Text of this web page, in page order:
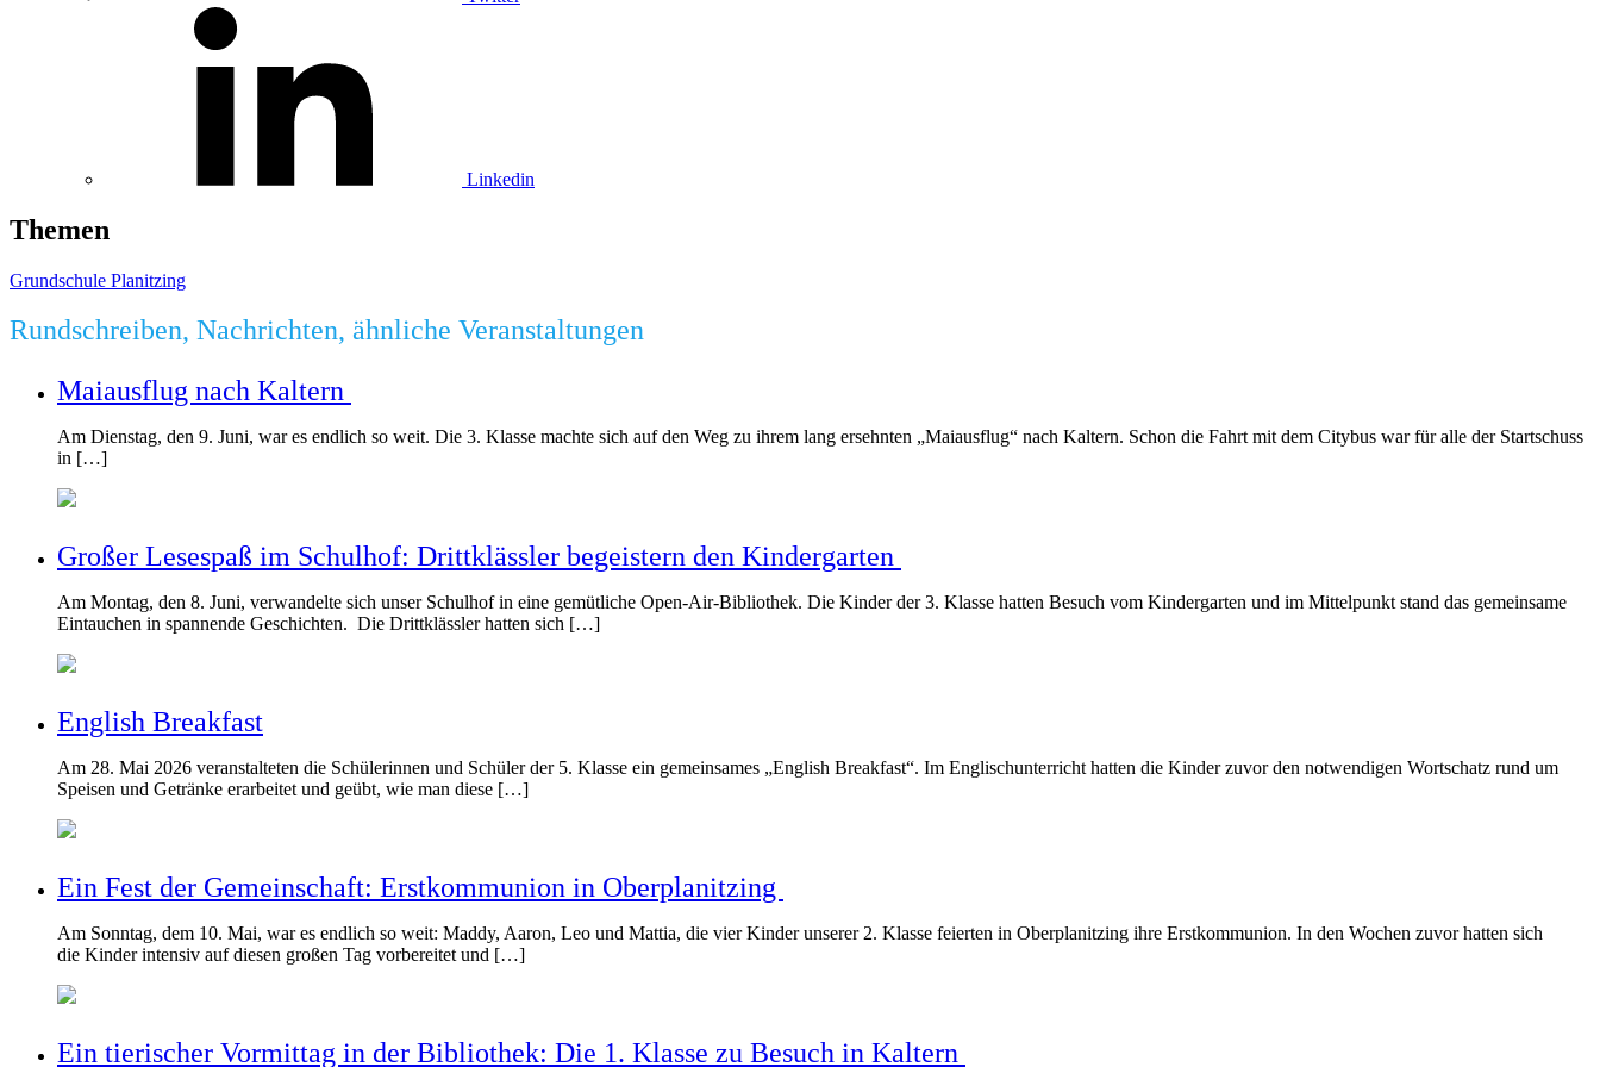
Linkedin
Themen
Grundschule Planitzing
Rundschreiben, Nachrichten, ähnliche Veranstaltungen
Maiausflug nach Kaltern
Am Dienstag, den 9. Juni, war es endlich so weit. Die 3. Klasse machte sich auf den Weg zu ihrem lang ersehnten „Maiausflug“ nach Kaltern. Schon die Fahrt mit dem Citybus war für alle der Startschuss
in […]
Großer Lesespaß im Schulhof: Drittklässler begeistern den Kindergarten
Am Montag, den 8. Juni, verwandelte sich unser Schulhof in eine gemütliche Open-Air-Bibliothek. Die Kinder der 3. Klasse hatten Besuch vom Kindergarten und im Mittelpunkt stand das gemeinsame
Eintauchen in spannende Geschichten. Die Drittklässler hatten sich […]
English Breakfast
Am 28. Mai 2026 veranstalteten die Schülerinnen und Schüler der 5. Klasse ein gemeinsames „English Breakfast“. Im Englischunterricht hatten die Kinder zuvor den notwendigen Wortschatz rund um
Speisen und Getränke erarbeitet und geübt, wie man diese […]
Ein Fest der Gemeinschaft: Erstkommunion in Oberplanitzing
Am Sonntag, dem 10. Mai, war es endlich so weit: Maddy, Aaron, Leo und Mattia, die vier Kinder unserer 2. Klasse feierten in Oberplanitzing ihre Erstkommunion. In den Wochen zuvor hatten sich
die Kinder intensiv auf diesen großen Tag vorbereitet und […]
Ein tierischer Vormittag in der Bibliothek: Die 1. Klasse zu Besuch in Kaltern